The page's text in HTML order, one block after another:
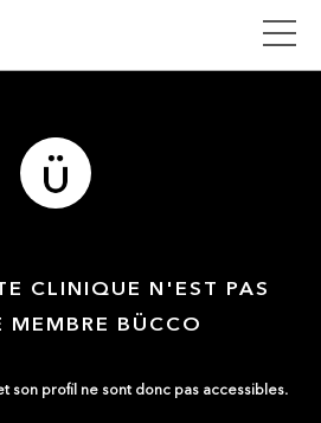
CLINIQUE N'EST PAS
MEMBRE BÜCCO
son profil ne sont donc pas accessibles.